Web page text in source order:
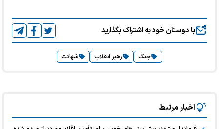
با دوستان خود به اشتراک بگذارید
جنگ رهبر انقلاب شهادت
اخبار مرتبط